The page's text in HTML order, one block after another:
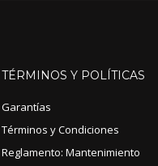
TÉRMINOS Y POLÍTICAS
Garantías
Términos y Condiciones
Reglamento: Mantenimiento